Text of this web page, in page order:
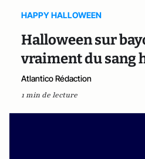
HAPPY HALLOWEEN
Halloween sur
vraiment du sang
Atlantico Rédaction
1 min de lecture